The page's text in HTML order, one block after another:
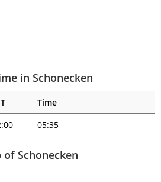
in Schonecken
Time
05:36
of Schonecken